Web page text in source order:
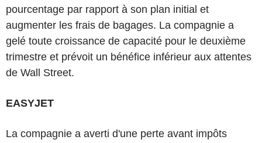
pourcentage par rapport à son plan initial et
augmenter les frais de bagages. La compagnie a
gelé toute croissance de capacité pour le deuxième
trimestre et prévoit un bénéfice inférieur aux attentes
de Wall Street.
EASYJET
La compagnie a averti d'une perte avant impôts